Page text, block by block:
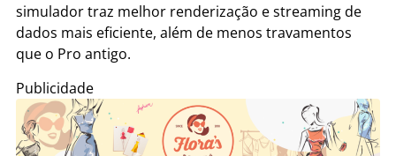
simulador traz melhor renderização e streaming de
dados mais eficiente, além de menos travamentos
que o Pro antigo.
Publicidade